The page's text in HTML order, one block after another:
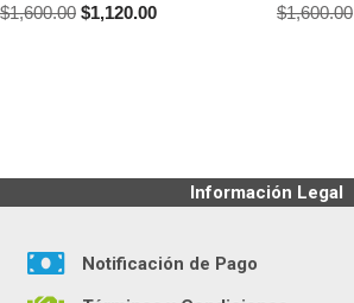
$1,600.00 $1,120.00 $1,600.00
Información Legal
Notificación de Pago